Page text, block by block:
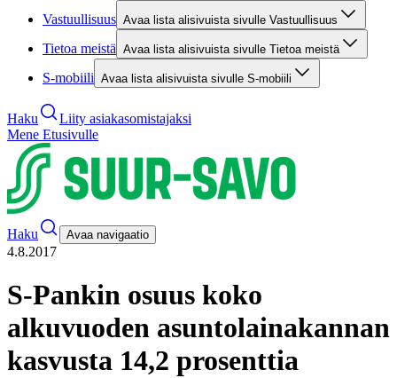
Vastuullisuus Avaa lista alisivuista sivulle Vastuullisuus
Tietoa meistä Avaa lista alisivuista sivulle Tietoa meistä
S-mobiili Avaa lista alisivuista sivulle S-mobiili
Haku
Liity asiakasomistajaksi
Mene Etusivulle
Haku Avaa navigaatio
4.8.2017
S-Pankin osuus koko
alkuvuoden asuntolainakannan
kasvusta 14,2 prosenttia